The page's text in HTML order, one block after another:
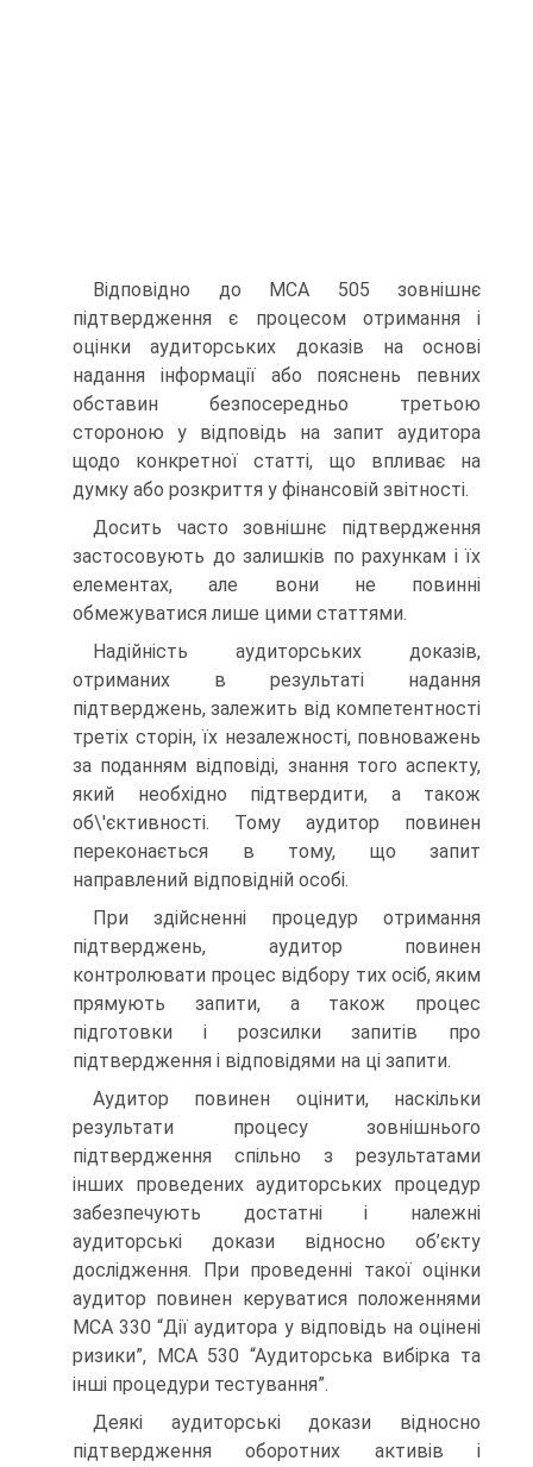
Відповідно до МСА 505 зовнішнє
підтвердження є процесом отримання і
оцінки аудиторських доказів на основі
надання інформації або пояснень певних
обставин безпосередньо третьою
стороною у відповідь на запит аудитора
щодо конкретної статті, що впливає на
думку або розкриття у фінансовій звітності.
Досить часто зовнішнє підтвердження
застосовують до залишків по рахункам і їх
елементах, але вони не повинні
обмежуватися лише цими статтями.
Надійність аудиторських доказів,
отриманих в результаті надання
підтверджень, залежить від компетентності
третіх сторін, їх незалежності, повноважень
за поданням відповіді, знання того аспекту,
який необхідно підтвердити, а також
об\'єктивності. Тому аудитор повинен
переконається в тому, що запит
направлений відповідній особі.
При здійсненні процедур отримання
підтверджень, аудитор повинен
контролювати процес відбору тих осіб, яким
прямують запити, а також процес
підготовки і розсилки запитів про
підтвердження і відповідями на ці запити.
Аудитор повинен оцінити, наскільки
результати процесу зовнішнього
підтвердження спільно з результатами
інших проведених аудиторських процедур
забезпечують достатні і належні
аудиторські докази відносно об’єкту
дослідження. При проведенні такої оцінки
аудитор повинен керуватися положеннями
МСА 330 “Дії аудитора у відповідь на оцінені
ризики”, МСА 530 “Аудиторська вибірка та
інші процедури тестування”.
Деякі аудиторські докази відносно
підтвердження оборотних активів і